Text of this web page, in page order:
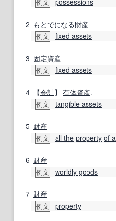
例文 possessions
2 もとでになる財産
例文 fixed assets
3 固定資産
例文 fixed assets
4 【会計】 有体資産.
例文 tangible assets
5 財産
例文 all the property of a
6 財産
例文 worldly goods
7 財産
例文 property